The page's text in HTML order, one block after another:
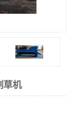
草机